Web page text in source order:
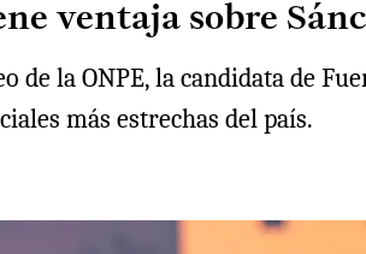
ventaja sobre
de la ONPE, la candidata de
más estrechas del país.